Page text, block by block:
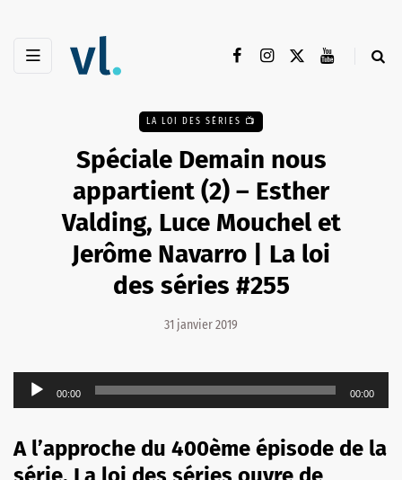
LA LOI DES SÉRIES 📺
Spéciale Demain nous
appartient (2) – Esther
Valding, Luce Mouchel et
Jerôme Navarro | La loi
des séries #255
31 janvier 2019
Lecteur
audio
00:00 00:00
A l’approche du 400ème épisode de la